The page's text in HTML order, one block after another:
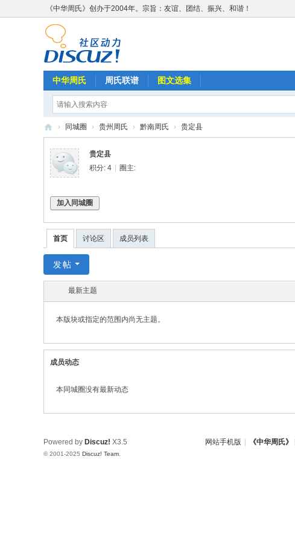
《中华周氏》创办于2004年。宗旨：友谊、团结、振兴、和谐！
中华周氏 周氏联谱 图文选集
中
华
周
》
w
w.
ch
：
› 同城圈 › 贵州周氏 › 黔南周氏 › 贵定县
贵定县
积分: 4 圈主:
加入同城圈
首页 讨论区 成员列表
发帖
最新主题
本版块或指定的范围内尚无主题。
成员动态
本同城圈没有最新动态
网站手机版 《中华周氏》
Powered by Discuz! X3.5
© 2001-2025 Discuz! Team